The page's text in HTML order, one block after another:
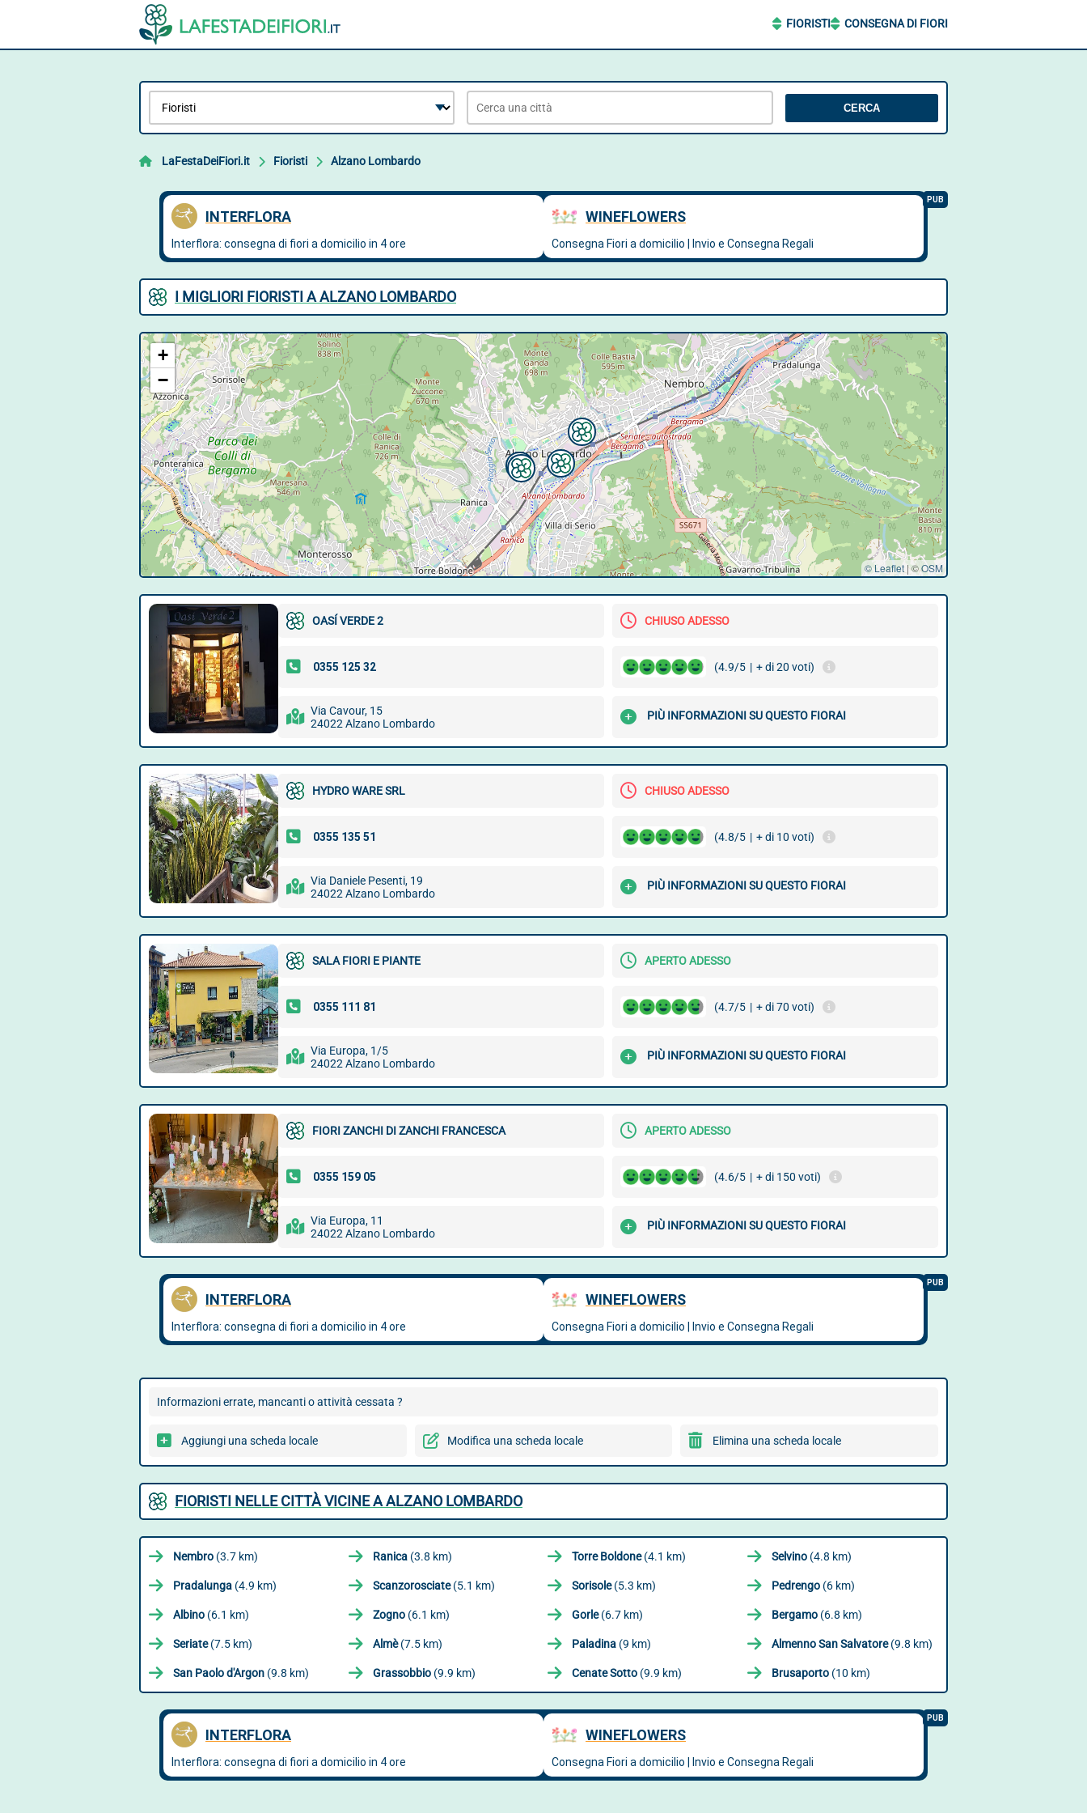
FIORISTI CONSEGNA DI FIORI
CERCA
LaFestaDeiFiori.it Fioristi Alzano Lombardo
I MIGLIORI FIORISTI A ALZANO LOMBARDO
+
−
© Leaflet |©OSM
OASÍ VERDE 2 CHIUSO ADESSO
(4.9/5 | + di 20 voti)
Via Cavour, 15
24022 Alzano Lombardo
PIÙ INFORMAZIONI SU QUESTO FIORAI
HYDRO WARE SRL CHIUSO ADESSO
(4.8/5 | + di 10 voti)
Via Daniele Pesenti, 19
24022 Alzano Lombardo
PIÙ INFORMAZIONI SU QUESTO FIORAI
SALA FIORI E PIANTE APERTO ADESSO
(4.7/5 | + di 70 voti)
Via Europa, 1/5
24022 Alzano Lombardo
PIÙ INFORMAZIONI SU QUESTO FIORAI
FIORI ZANCHI DI ZANCHI FRANCESCA APERTO ADESSO
(4.6/5 | + di 150 voti)
Via Europa, 11
24022 Alzano Lombardo
PIÙ INFORMAZIONI SU QUESTO FIORAI
Informazioni errate, mancanti o attività cessata ?
Aggiungi una scheda locale Modifica una scheda locale Elimina una scheda locale
FIORISTI NELLE CITTÀ VICINE A ALZANO LOMBARDO
Nembro (3.7 km) Ranica(3.8 km) Torre Boldone(4.1 km) Selvino(4.8 km)
Pradalunga (4.9 km) Scanzorosciate(5.1 km) Sorisole(5.3 km) Pedrengo(6 km)
Albino (6.1 km) Zogno(6.1 km) Gorle(6.7 km) Bergamo(6.8 km)
Seriate(7.5 km) Almè(7.5 km) Paladina (9 km) Almenno San Salvatore(9.8 km)
San Paolo d'Argon (9.8 km) Grassobbio(9.9 km) Cenate Sotto (9.9 km) Brusaporto(10 km)